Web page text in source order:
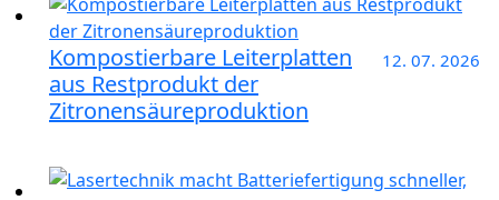
12. 07. 2026
Kompostierbare Leiterplatten
aus Restprodukt der
Zitronensäureproduktion